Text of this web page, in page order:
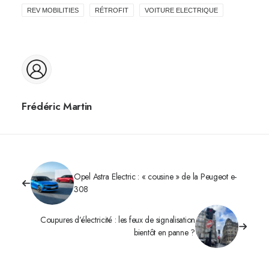
REV MOBILITIES RÉTROFIT VOITURE ELECTRIQUE
Frédéric Martin
Opel Astra Electric : « cousine » de la Peugeot e-
308
Coupures d’électricité : les feux de signalisation
bientôt en panne ?